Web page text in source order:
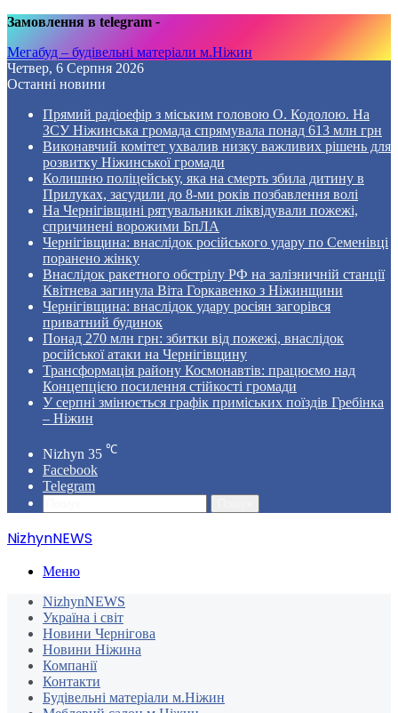
Замовлення в telegram -
Мегабуд – будівельні матеріали м.Ніжин
Четвер, 6 Серпня 2026
Останні новини
Прямий радіоефір з міським головою О. Кодолою. На
ЗСУ Ніжинська громада спрямувала понад 613 млн грн
Виконавчий комітет ухвалив низку важливих рішень для
розвитку Ніжинської громади
Колишню поліцейську, яка на смерть збила дитину в
Прилуках, засудили до 8-ми років позбавлення волі
На Чернігівщині рятувальники ліквідували пожежі,
спричинені ворожими БпЛА
Чернігівщина: внаслідок російського удару по Семенівці
поранено жінку
Внаслідок ракетного обстрілу РФ на залізничній станції
Квітнева загинула Віта Горкавенко з Ніжинщини
Чернігівщина: внаслідок удару росіян загорівся
приватний будинок
Понад 270 млн грн: збитки від пожежі, внаслідок
російської атаки на Чернігівщину
Трансформація району Космонавтів: працюємо над
Концепцією посилення стійкості громади
У серпні змінюється графік приміських поїздів Гребінка
– Ніжин
Nizhyn 35 ℃
Facebook
Telegram
NizhynNEWS
Меню
NizhynNEWS
Україна і світ
Новини Чернігова
Новини Ніжина
Компанії
Контакти
Будівельні матеріали м.Ніжин